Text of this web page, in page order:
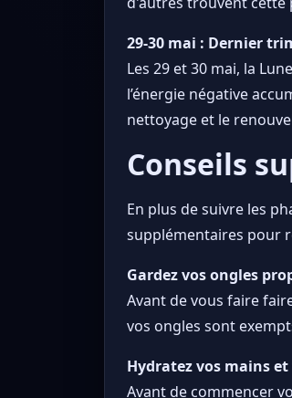
29-30 mai : Dernier
Les 29 et 30 mai, la
l’énergie négative
nettoyage et le
Conseils
En plus de suivre les
supplémentaires pour
Gardez vos ongles
Avant de vous faire
vos ongles sont
Hydratez vos mains et
Avant de commencer